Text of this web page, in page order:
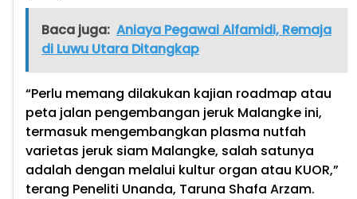
Baca juga: Aniaya Pegawai Alfamidi, Remaja
di Luwu Utara Ditangkap
“Perlu memang dilakukan kajian roadmap atau
peta jalan pengembangan jeruk Malangke ini,
termasuk mengembangkan plasma nutfah
varietas jeruk siam Malangke, salah satunya
adalah dengan melalui kultur organ atau KUOR,”
terang Peneliti Unanda, Taruna Shafa Arzam.